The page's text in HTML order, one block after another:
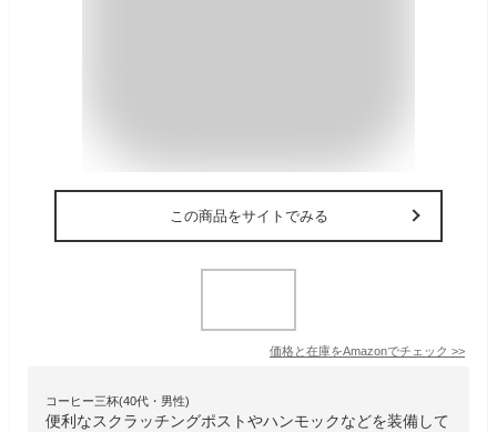
この商品をサイトでみる
価格と在庫をAmazonでチェック >>
コーヒー三杯(40代・男性)
便利なスクラッチングポストやハンモックなどを装備して